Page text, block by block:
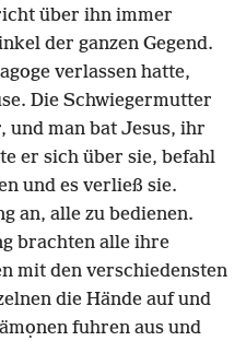
über ihn immer
der ganzen Gegend.
verlassen hatte,
Die Schwiegermutter
und man bat Jesus, ihr
er sich über sie, befahl
und es verließ sie.
an, alle zu bedienen.
brachten alle ihre
mit den verschiedensten
die Hände auf und
fuhren aus und